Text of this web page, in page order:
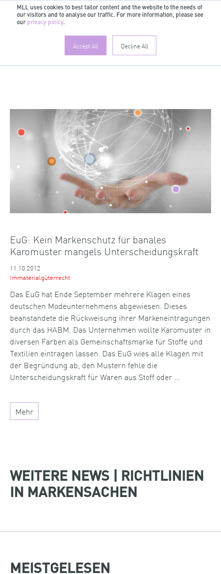
MLL uses cookies to best tailor content and the website to the needs of
our visitors and to analyse our traffic. For more information, please see
our privacy policy.
Accept All Decline All
DE
EuG: Kein Markenschutz für banales
Karomuster mangels Unterscheidungskraft
11.10.2012
Immaterialgüterrecht
Das EuG hat Ende September mehrere Klagen eines
deutschen Modeunternehmens abgewiesen. Dieses
beanstandete die Rückweisung ihrer Markeneintragungen
durch das HABM. Das Unternehmen wollte Karomuster in
diversen Farben als Gemeinschaftsmarke für Stoffe und
Textilien eintragen lassen. Das EuG wies alle Klagen mit
der Begründung ab, den Mustern fehle die
Unterscheidungskraft für Waren aus Stoff oder …
Mehr
WEITERE NEWS | RICHTLINIEN
IN MARKENSACHEN
MEISTGELESEN